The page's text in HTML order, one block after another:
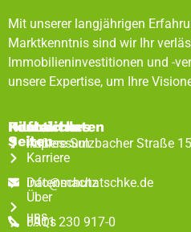
Mit unserer langjährigen
Marktkenntnis sind wir Ihr
Immobilieninvestitionen und -
unsere Expertise, um Ihre
Rechtliches
Impressum
Datenschutz
FAQs
Hilfreiche
Seiten
Karriere
Über
uns
Kontaktdaten
Äußere Sulzbacher Straße
info@machatschke.de
0911 230 917-0